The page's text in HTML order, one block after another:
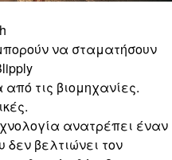
να σταματήσουν
τις βιομηχανίες.
ανατρέπει έναν
δεν βελτιώνει τον